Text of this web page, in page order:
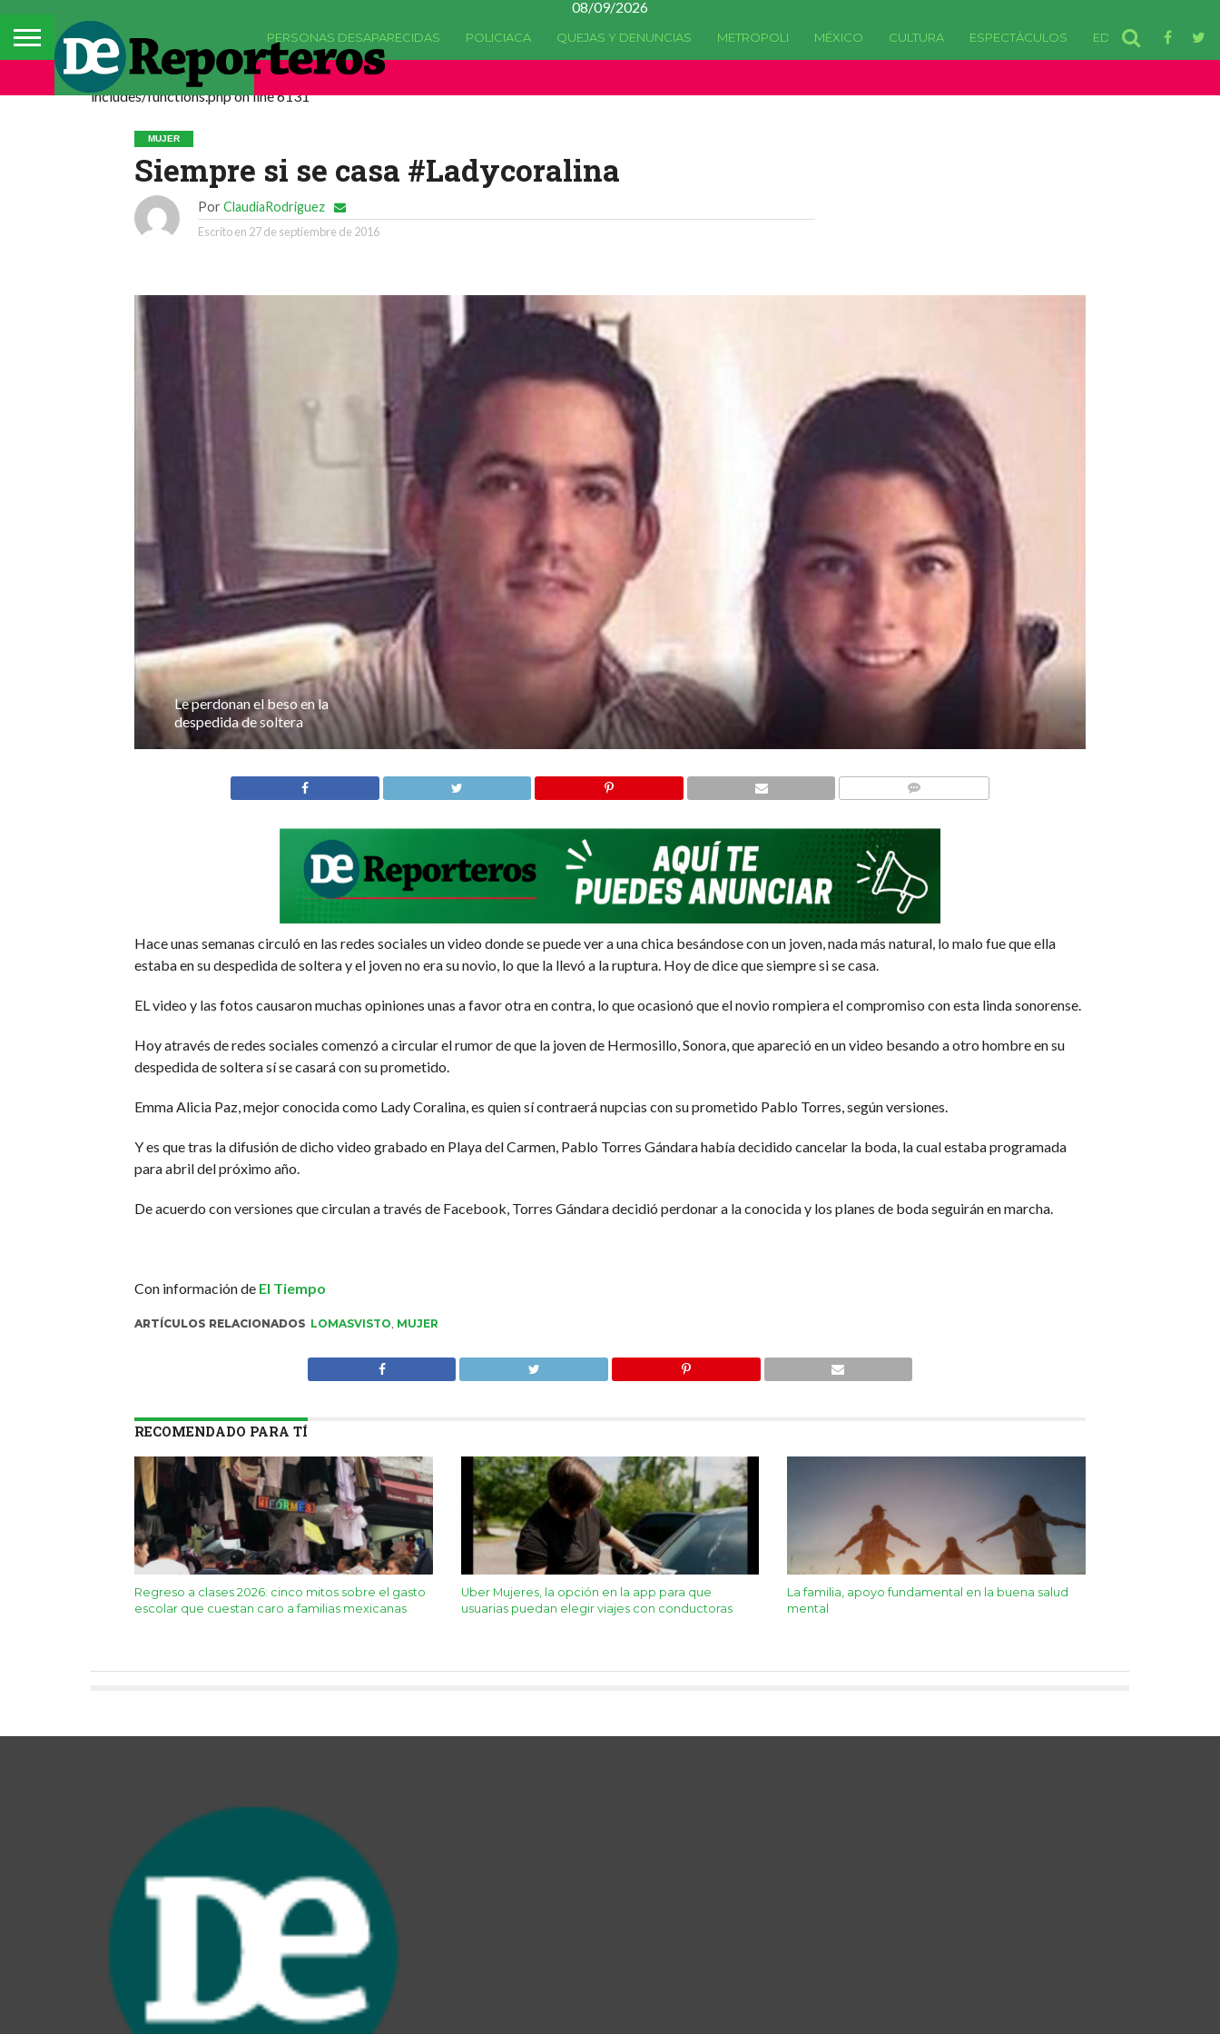
08/09/2026
PERSONAS DESAPARECIDAS POLICIACA QUEJAS Y DENUNCIAS METROPOLI MÉXICO CULTURA ESPECTÁCULOS EDOMEX
Deprecated: La función comments_popup_script ha quedado
includes/functions.php on line 6131
MUJER
Siempre si se casa #Ladycoralina
Por ClaudiaRodriguez
Escrito en 27 de septiembre de 2016
Le perdonan el beso en la
despedida de soltera
Hace unas semanas circuló en las redes sociales un video donde se puede ver a una chica besándose con un joven, nada más natural, lo malo fue que ella
estaba en su despedida de soltera y el joven no era su novio, lo que la llevó a la ruptura. Hoy de dice que siempre si se casa.
EL video y las fotos causaron muchas opiniones unas a favor otra en contra, lo que ocasionó que el novio rompiera el compromiso con esta linda sonorense.
Hoy através de redes sociales comenzó a circular el rumor de que la joven de Hermosillo, Sonora, que apareció en un video besando a otro hombre en su
despedida de soltera sí se casará con su prometido.
Emma Alicia Paz, mejor conocida como Lady Coralina, es quien sí contraerá nupcias con su prometido Pablo Torres, según versiones.
Y es que tras la difusión de dicho video grabado en Playa del Carmen, Pablo Torres Gándara había decidido cancelar la boda, la cual estaba programada
para abril del próximo año.
De acuerdo con versiones que circulan a través de Facebook, Torres Gándara decidió perdonar a la conocida y los planes de boda seguirán en marcha.
Con información de El Tiempo
ARTÍCULOS RELACIONADOS LOMASVISTO MUJER
RECOMENDADO PARA TÍ
Regreso a clases 2026: cinco mitos sobre el gasto
escolar que cuestan caro a familias mexicanas
Uber Mujeres, la opción en la app para que
usuarias puedan elegir viajes con conductoras
La familia, apoyo fundamental en la buena salud
mental